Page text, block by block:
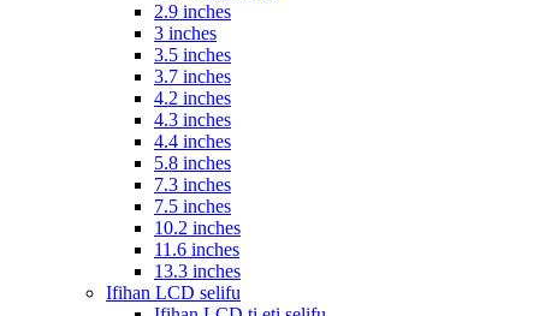
2.9 inches
3 inches
3.5 inches
3.7 inches
4.2 inches
4.3 inches
4.4 inches
5.8 inches
7.3 inches
7.5 inches
10.2 inches
11.6 inches
13.3 inches
Ifihan LCD selifu